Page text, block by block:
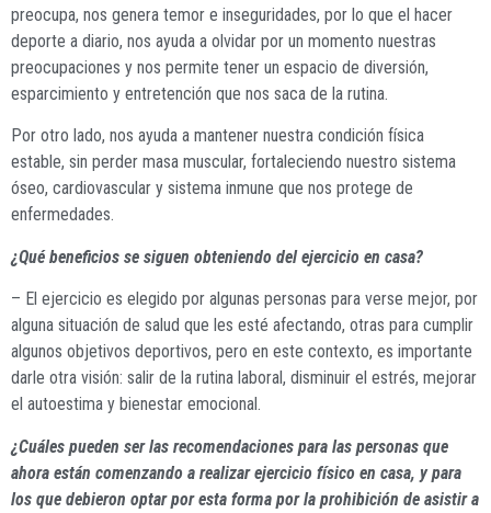
preocupa, nos genera temor e inseguridades, por lo que el hacer
deporte a diario, nos ayuda a olvidar por un momento nuestras
preocupaciones y nos permite tener un espacio de diversión,
esparcimiento y entretención que nos saca de la rutina.
Por otro lado, nos ayuda a mantener nuestra condición física
estable, sin perder masa muscular, fortaleciendo nuestro sistema
óseo, cardiovascular y sistema inmune que nos protege de
enfermedades.
¿Qué beneficios se siguen obteniendo del ejercicio en casa?
– El ejercicio es elegido por algunas personas para verse mejor, por
alguna situación de salud que les esté afectando, otras para cumplir
algunos objetivos deportivos, pero en este contexto, es importante
darle otra visión: salir de la rutina laboral, disminuir el estrés, mejorar
el autoestima y bienestar emocional.
¿Cuáles pueden ser las recomendaciones para las personas que
ahora están comenzando a realizar ejercicio físico en casa, y para
los que debieron optar por esta forma por la prohibición de asistir a